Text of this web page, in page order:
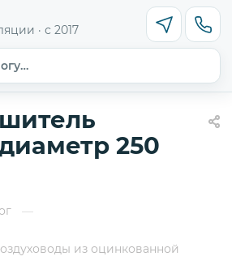
· с 2017
250
—
из оцинкованной